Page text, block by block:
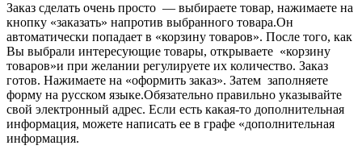
Заказ сделать очень просто — выбираете товар, нажимаете на
кнопку «заказать» напротив выбранного товара.Он
автоматически попадает в «корзину товаров». После того, как
Вы выбрали интересующие товары, открываете «корзину
товаров»и при желании регулируете их количество. Заказ
готов. Нажимаете на «оформить заказ». Затем заполняете
форму на русском языке.Обязательно правильно указывайте
свой электронный адрес. Если есть какая-то дополнительная
информация, можете написать ее в графе «дополнительная
информация.